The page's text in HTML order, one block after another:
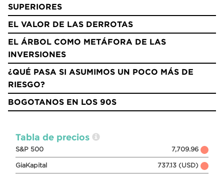
SUPERIORES
EL VALOR DE LAS DERROTAS
EL ÁRBOL COMO METÁFORA DE LAS
INVERSIONES
¿QUÉ PASA SI ASUMIMOS UN POCO MÁS DE
RIESGO?
BOGOTANOS EN LOS 90S
Tabla de precios
S&P 500 7,709.96
GiaKapital 737.13 (USD)